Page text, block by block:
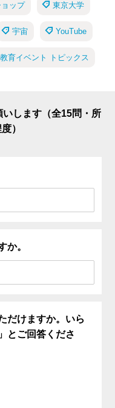
ップ 東京大学
宇宙 YouTube
教育イベント トピックス
します（全15問・所
）
か。
だけますか。いら
とご回答くださ